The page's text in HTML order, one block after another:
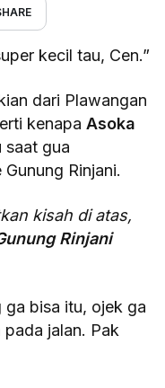
kecil tau, Cen.”
dari Plawangan
kenapaAsoka
saat gua
Rinjani.
kisah di atas,
Rinjani
ga bisa itu, ojek ga
jalan. Pak